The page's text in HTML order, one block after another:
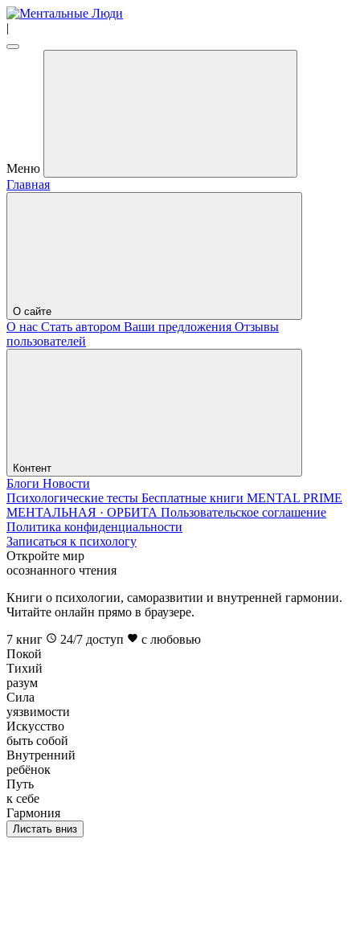
|
Меню
Главная
О сайте
О нас Стать автором Ваши предложения Отзывы
пользователей
Контент
Блоги Новости
Психологические тесты Бесплатные книги MENTAL PRIME
МЕНТАЛЬНАЯ · ОРБИТА Пользовательское соглашение
Политика конфиденциальности
Записаться к психологу
Откройте мир
осознанного чтения
Книги о психологии, саморазвитии и внутренней гармонии.
Читайте онлайн прямо в браузере.
7 книг 24/7 доступ
с любовью
Покой
Тихий
разум
Сила
уязвимости
Искусство
быть собой
Внутренний
ребёнок
Путь
к себе
Гармония
Листать вниз